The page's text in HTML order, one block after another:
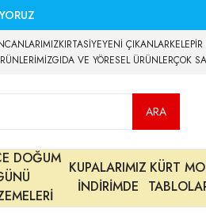
KIRTASİYEYENİ ÇIKANLAR
GIDA VE YÖRESEL ÜRÜNLERÇOK
ARA
DOĞUM
KUPALARIMIZ
İNDİRİMDE
KÜRT